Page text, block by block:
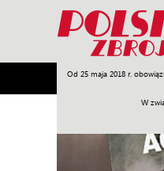
Od 25 maja 2018 r.
W
Armia Poligon